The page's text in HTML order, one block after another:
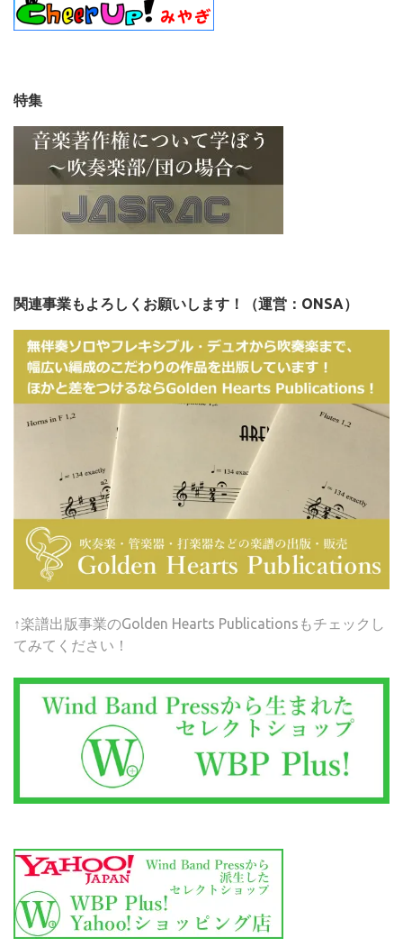
特集
関連事業もよろしくお願いします！（運営：ONSA）
↑楽譜出版事業のGolden Hearts Publicationsもチェックし
てみてください！